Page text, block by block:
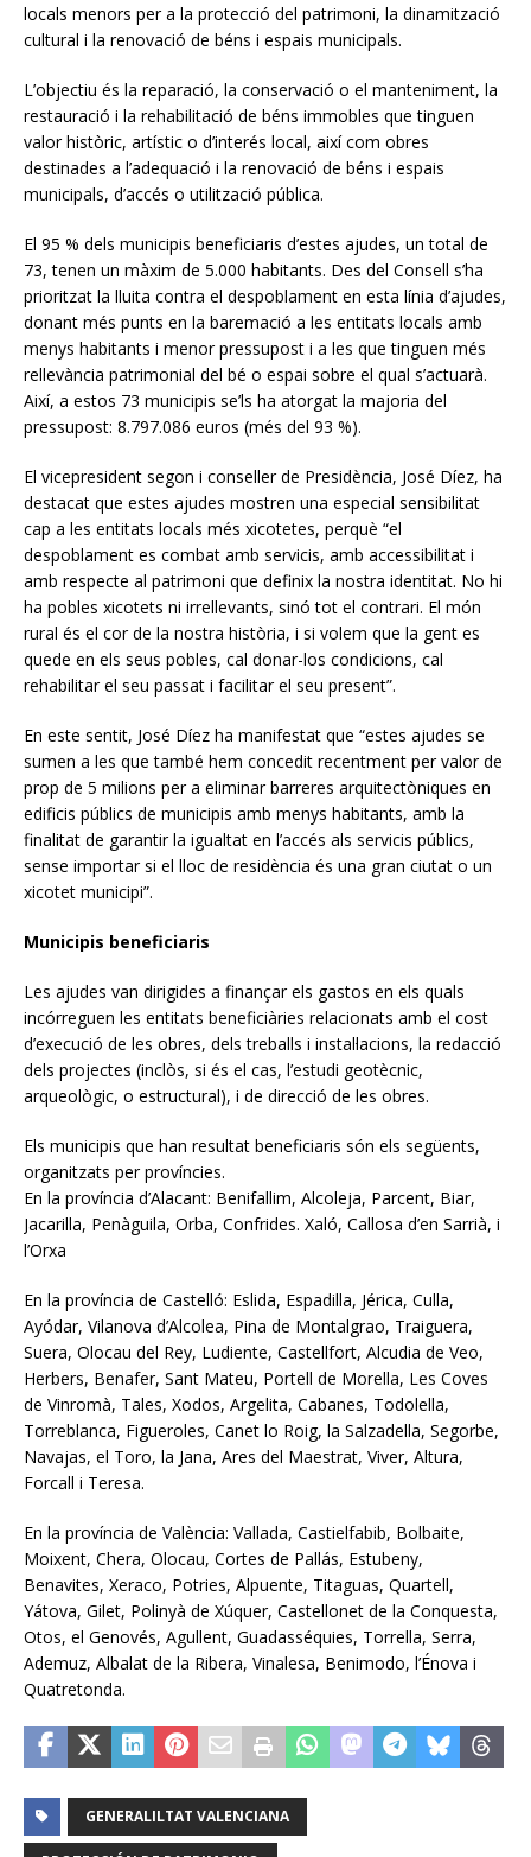
locals menors per a la protecció del patrimoni, la dinamització
cultural i la renovació de béns i espais municipals.
L’objectiu és la reparació, la conservació o el manteniment, la
restauració i la rehabilitació de béns immobles que tinguen
valor històric, artístic o d’interés local, així com obres
destinades a l’adequació i la renovació de béns i espais
municipals, d’accés o utilització pública.
El 95 % dels municipis beneficiaris d’estes ajudes, un total de
73, tenen un màxim de 5.000 habitants. Des del Consell s’ha
prioritzat la lluita contra el despoblament en esta línia d’ajudes,
donant més punts en la baremació a les entitats locals amb
menys habitants i menor pressupost i a les que tinguen més
rellevància patrimonial del bé o espai sobre el qual s’actuarà.
Així, a estos 73 municipis se’ls ha atorgat la majoria del
pressupost: 8.797.086 euros (més del 93 %).
El vicepresident segon i conseller de Presidència, José Díez, ha
destacat que estes ajudes mostren una especial sensibilitat
cap a les entitats locals més xicotetes, perquè “el
despoblament es combat amb servicis, amb accessibilitat i
amb respecte al patrimoni que definix la nostra identitat. No hi
ha pobles xicotets ni irrellevants, sinó tot el contrari. El món
rural és el cor de la nostra història, i si volem que la gent es
quede en els seus pobles, cal donar-los condicions, cal
rehabilitar el seu passat i facilitar el seu present”.
En este sentit, José Díez ha manifestat que “estes ajudes se
sumen a les que també hem concedit recentment per valor de
prop de 5 milions per a eliminar barreres arquitectòniques en
edificis públics de municipis amb menys habitants, amb la
finalitat de garantir la igualtat en l’accés als servicis públics,
sense importar si el lloc de residència és una gran ciutat o un
xicotet municipi”.
Municipis beneficiaris
Les ajudes van dirigides a finançar els gastos en els quals
incórreguen les entitats beneficiàries relacionats amb el cost
d’execució de les obres, dels treballs i instal·lacions, la redacció
dels projectes (inclòs, si és el cas, l’estudi geotècnic,
arqueològic, o estructural), i de direcció de les obres.
Els municipis que han resultat beneficiaris són els següents,
organitzats per províncies.
En la província d’Alacant: Benifallim, Alcoleja, Parcent, Biar,
Jacarilla, Penàguila, Orba, Confrides. Xaló, Callosa d’en Sarrià, i
l’Orxa
En la província de Castelló: Eslida, Espadilla, Jérica, Culla,
Ayódar, Vilanova d’Alcolea, Pina de Montalgrao, Traiguera,
Suera, Olocau del Rey, Ludiente, Castellfort, Alcudia de Veo,
Herbers, Benafer, Sant Mateu, Portell de Morella, Les Coves
de Vinromà, Tales, Xodos, Argelita, Cabanes, Todolella,
Torreblanca, Figueroles, Canet lo Roig, la Salzadella, Segorbe,
Navajas, el Toro, la Jana, Ares del Maestrat, Viver, Altura,
Forcall i Teresa.
En la província de València: Vallada, Castielfabib, Bolbaite,
Moixent, Chera, Olocau, Cortes de Pallás, Estubeny,
Benavites, Xeraco, Potries, Alpuente, Titaguas, Quartell,
Yátova, Gilet, Polinyà de Xúquer, Castellonet de la Conquesta,
Otos, el Genovés, Agullent, Guadasséquies, Torrella, Serra,
Ademuz, Albalat de la Ribera, Vinalesa, Benimodo, l’Énova i
Quatretonda.
GENERALILTAT VALENCIANA